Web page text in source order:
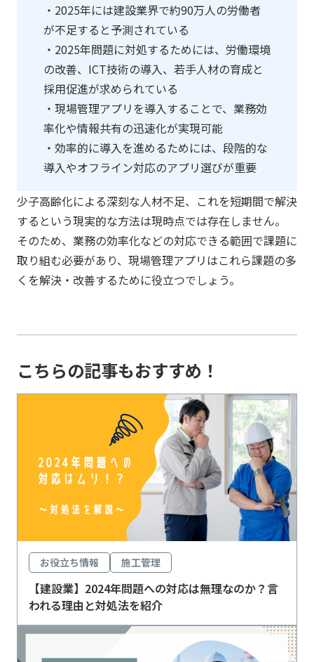
・2025年には建設業界で約90万人の労働者
が不足すると予測されている
・2025年問題に対処するためには、労働環境
の改善、ICT技術の導入、若手人材の育成と
採用促進が求められている
・現場管理アプリを導入することで、業務効
率化や情報共有の迅速化が実現可能
・効率的に導入を進めるためには、段階的な
導入やオフライン対応のアプリ選びが重要
少子高齢化による深刻な人材不足、これを短期間で解決
するという現実的な方法は現時点では存在しません。
そのため、業務の効率化などの対応できる範囲で課題に
取り組む必要があり、現場管理アプリはこれら課題の多
くを解決・改善するために役立つでしょう。
こちらの記事もおすすめ！
お役立ち情報 施工管理
【建設業】2024年問題への対応は無理なのか？言
われる理由と対処法を紹介